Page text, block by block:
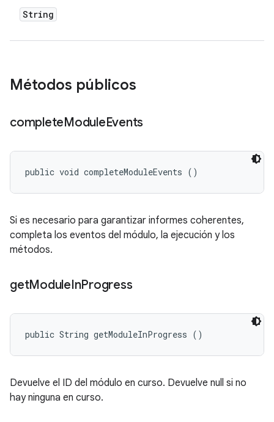
String
Métodos públicos
completeModuleEvents
public void completeModuleEvents ()
Si es necesario para garantizar informes coherentes,
completa los eventos del módulo, la ejecución y los
métodos.
getModuleInProgress
public String getModuleInProgress ()
Devuelve el ID del módulo en curso. Devuelve null si no
hay ninguna en curso.